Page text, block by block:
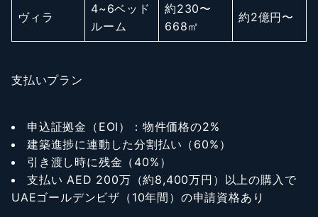
ヴィラ
4~6ベッド
ルーム
約230〜
668㎡
約2億円〜
支払いプラン
申込証拠金（EOI）：物件価格の2%
建築進捗に連動した分割払い（60%）
引き渡し時に残金（40%）
支払い AED 200万（約8,400万円）以上の購入で
UAEゴールデンビザ（10年間）の申請資格あり